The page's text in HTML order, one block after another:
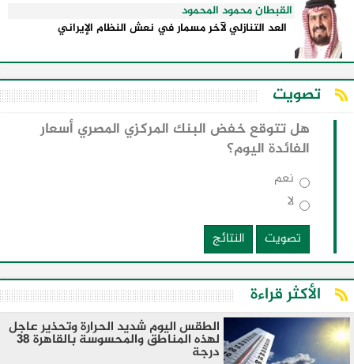
القبطان محمود المحمود
العد التنازلي لآخر مسمار في نعش النظام الإيراني
تصويت
هل تتوقع خفض البنك المركزي المصري أسعار
الفائدة اليوم؟
نعم
لا
تصويت
النتائج
الأكثر قراءة
الطقس اليوم شديد الحرارة وتحذير عاجل
لهذه المناطق والمحسوسة بالقاهرة 38
درجة